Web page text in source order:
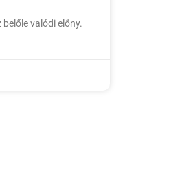
valódi előny.